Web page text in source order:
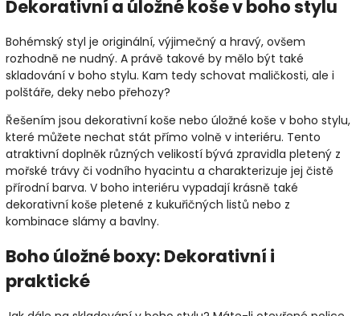
Dekorativní a úložné koše v boho stylu
Bohémský styl je originální, výjimečný a hravý, ovšem
rozhodně ne nudný. A právě takové by mělo být také
skladování v boho stylu. Kam tedy schovat maličkosti, ale i
polštáře, deky nebo přehozy?
Řešením jsou dekorativní koše nebo úložné koše v boho stylu,
které můžete nechat stát přímo volně v interiéru. Tento
atraktivní doplněk různých velikostí bývá zpravidla pletený z
mořské trávy či vodního hyacintu a charakterizuje jej čistě
přírodní barva. V boho interiéru vypadají krásně také
dekorativní koše pletené z kukuřičných listů nebo z
kombinace slámy a bavlny.
Boho úložné boxy: Dekorativní i
praktické